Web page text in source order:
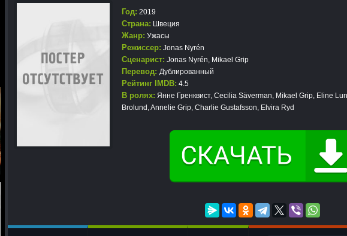
Год: 2019
Страна: Швеция
Жанр: Ужасы
Режиссер: Jonas Nyrén
Сценарист: Jonas Nyrén, Mikael Grip
Перевод: Дублированный
Рейтинг IMDB: 4.5
В ролях: Янне Гренквист, Cecilia Säverman, Mikael Grip, Eline
Brolund, Annelie Grip, Charlie Gustafsson, Elvira Ryd